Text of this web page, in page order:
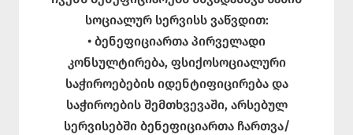
სოციალურ სერვისს ვაწვდით:
• ბენეფიციართა პირველადი
კონსულტირება, ფსიქოსოციალური
საჭიროებების იდენტიფიცირება და
საჭიროების შემთხვევაში, არსებულ
სერვისებში ბენეფიციართა ჩართვა/